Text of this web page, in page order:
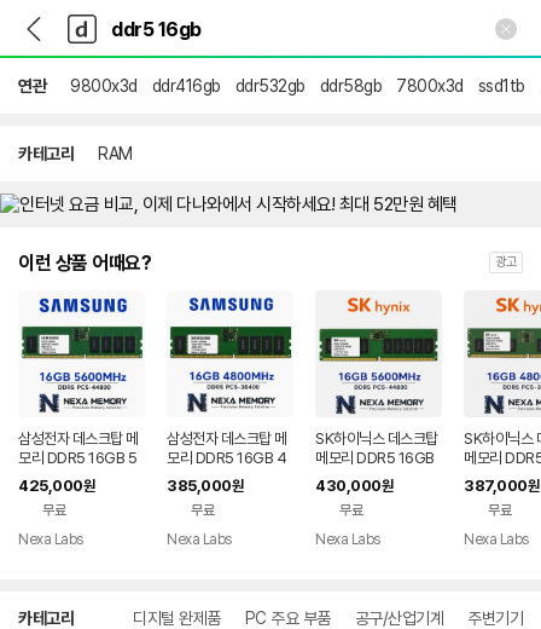
다
나
와
가
기
다
와
메
인
연관 9800x3d ddr416gb ddr532gb ddr58gb 7800x3d ssd1tb
카테고리 RAM
이런 상품 어때요? 광고
삼성전자 데스크탑 메
모리 DDR5 16GB 5
600 PC5 44800 U
DIMM
425,000원
무료
Nexa Labs
삼성전자 데스크탑 메
모리 DDR5 16GB 4
800 PC5 38400 U
DIMM
385,000원
무료
Nexa Labs
SK하이닉스 데스크탑
메모리 DDR5 16GB
5600 PC5 44800
UDIMM
430,000원
무료
Nexa Labs
SK하이닉스
메모리
4800 PC5
UDIMM
387,000원
무료
Nexa Labs
카테고리 디지털 완제품 PC 주요 부품 공구/산업기계 주변기기